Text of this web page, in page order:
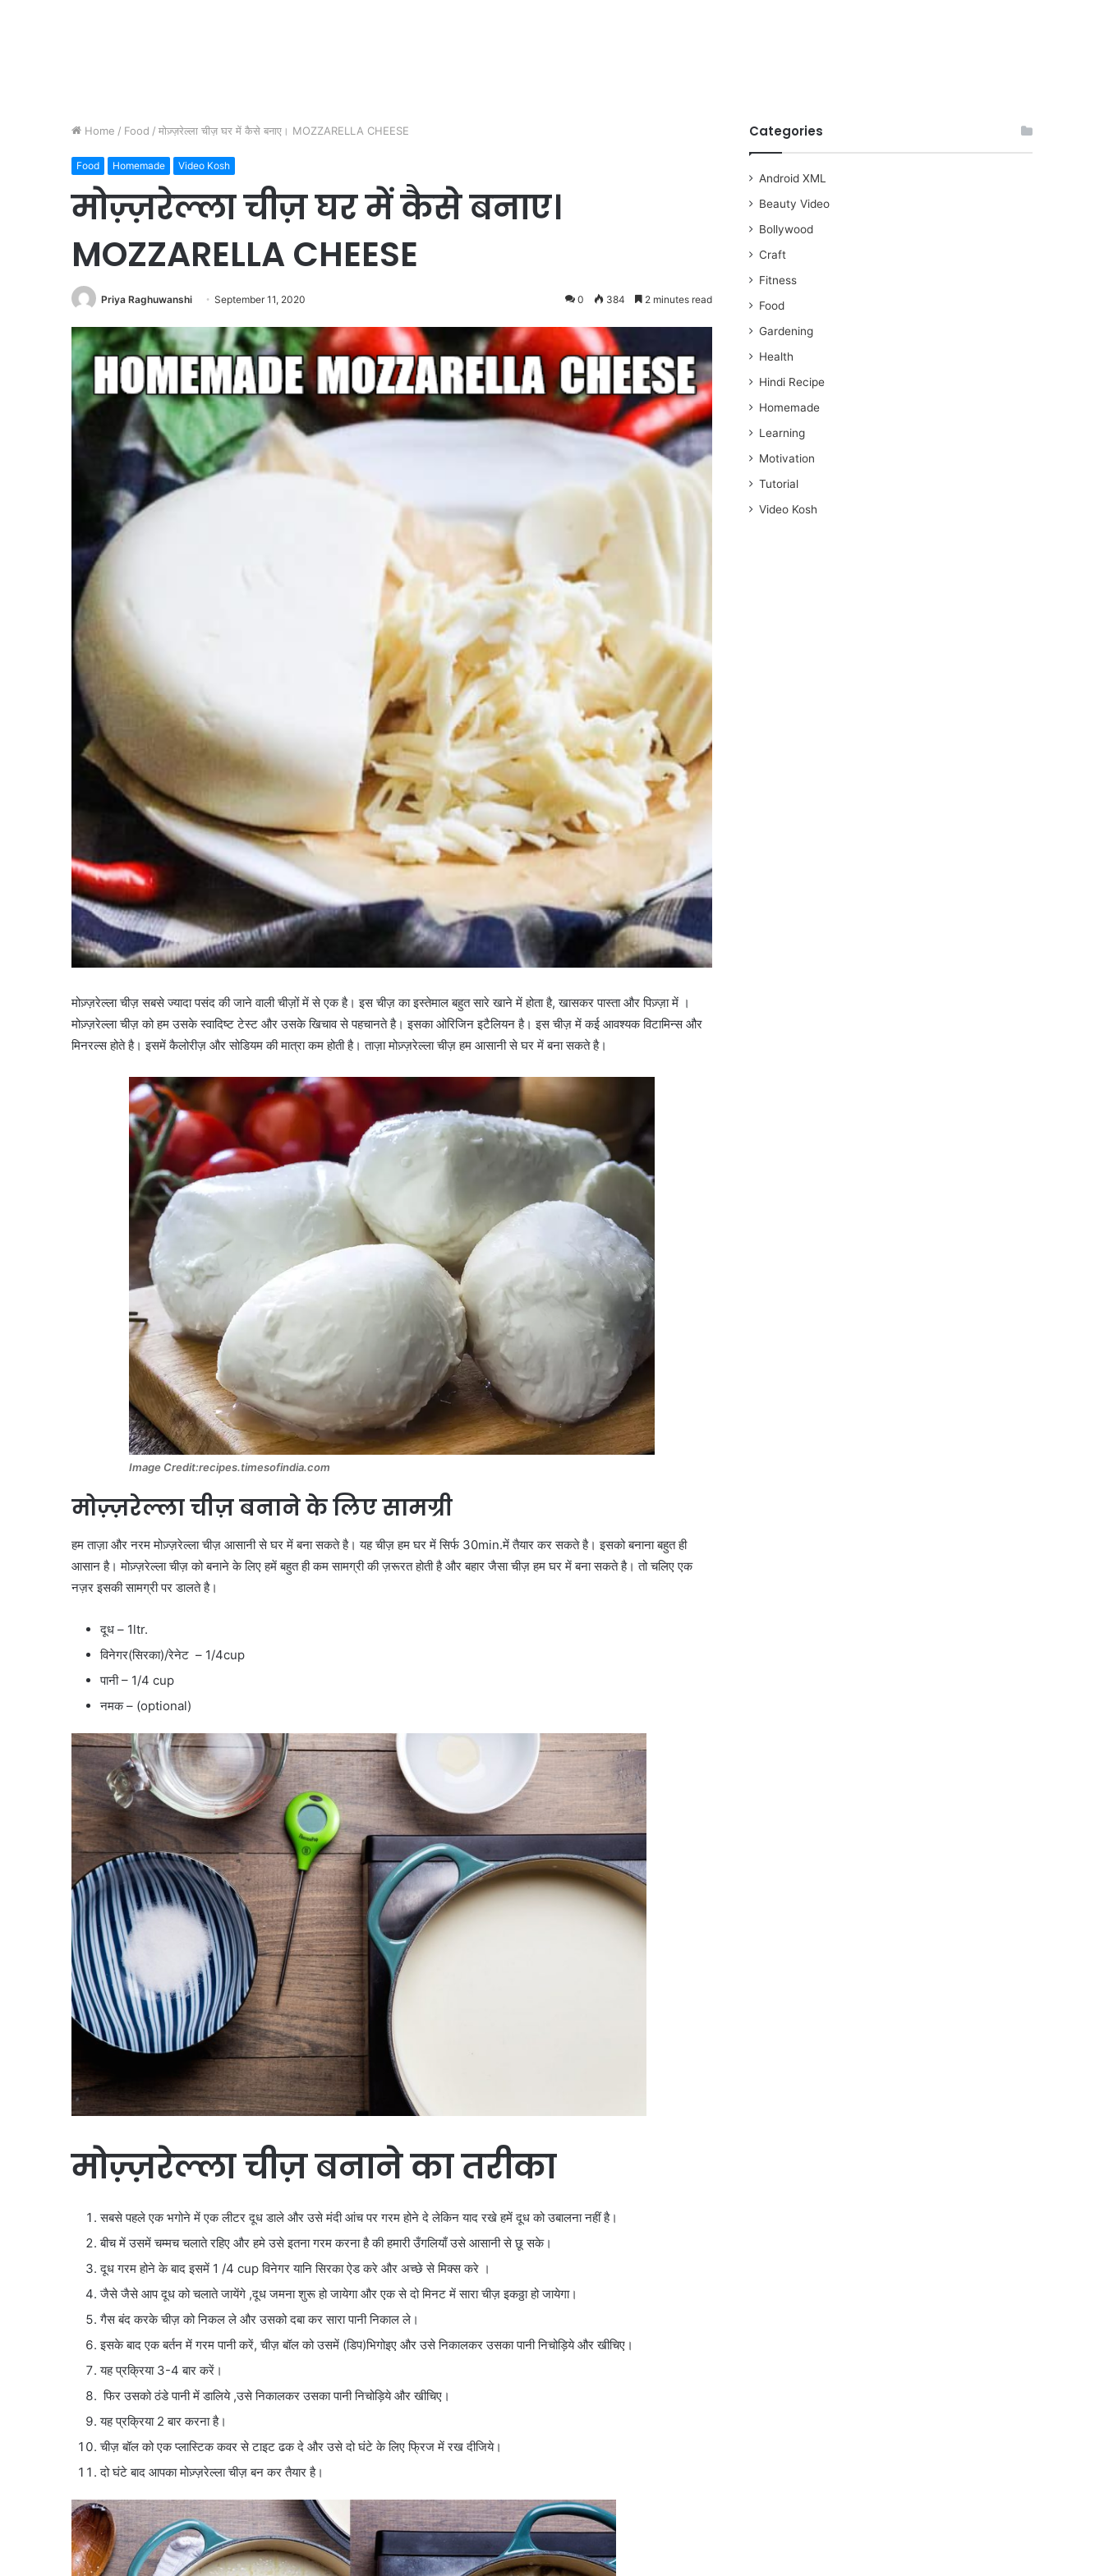
Home / Food / मोज़्ज़रेल्ला चीज़ घर में कैसे बनाए। MOZZARELLA CHEESE
Food Homemade Video Kosh
मोज़्ज़रेल्ला चीज़ घर में कैसे बनाए।
MOZZARELLA CHEESE
Priya Raghuwanshi September 11, 2020 0 384 2 minutes read
मोज़्ज़रेल्ला चीज़सबसे ज्यादा पसंद की जाने वाली चीज़ों में से एक है। इस चीज़ का इस्तेमाल बहुत सारे खाने में होता है, खासकर पास्ता और पिज़्ज़ा में ।
मोज़्ज़रेल्ला चीज़ को हम उसके स्वादिष्ट टेस्ट और उसके खिचाव से पहचानते है।इसका ओरिजिन इटैलियन है। इस चीज़ में कई आवश्यक विटामिन्स और
मिनरल्स होते है। इसमें कैलोरीज़ और सोडियम की मात्रा कम होती है। ताज़ा मोज़्ज़रेल्ला चीज़ हम आसानी से घर में बना सकते है।
Image Credit:recipes.timesofindia.com
मोज़्ज़रेल्ला चीज़ बनाने के लिए सामग्री
हम ताज़ा और नरम मोज़्ज़रेल्ला चीज़ आसानी से घर में बना सकते है। यह चीज़ हम घर में सिर्फ 30min.में तैयार कर सकते है। इसको बनाना बहुत ही
आसान है। मोज़्ज़रेल्ला चीज़ को बनाने के लिए हमें बहुत ही कम सामग्री की ज़रूरत होती है और बहार जैसा चीज़ हम घर में बना सकते है। तो चलिए एक
नज़र इसकी सामग्री पर डालते है।
दूध – 1ltr.
विनेगर(सिरका)/रेनेट – 1/4cup
पानी – 1/4 cup
नमक – (optional)
मोज़्ज़रेल्ला चीज़ बनाने का तरीका
सबसे पहले एक भगोने में एक लीटर दूध डाले और उसे मंदी आंच पर गरम होने दे लेकिन याद रखे हमें दूध को उबालना नहीं है।
बीच में उसमें चम्मच चलाते रहिए और हमे उसे इतना गरम करना है की हमारी उँगलियाँ उसे आसानी से छू सके।
दूध गरम होने के बाद इसमें 1 /4 cup विनेगर यानि सिरका ऐड करे और अच्छे से मिक्स करे ।
जैसे जैसे आप दूध को चलाते जायेंगे ,दूध जमना शुरू हो जायेगा और एक से दो मिनट में सारा चीज़ इकठ्ठा हो जायेगा।
गैस बंद करके चीज़ को निकल ले और उसको दबा कर सारा पानी निकाल ले।
इसके बाद एक बर्तन में गरम पानी करें, चीज़ बॉल को उसमें (डिप)भिगोइए और उसे निकालकर उसका पानी निचोड़िये और खीचिए।
यह प्रक्रिया 3-4 बार करें।
फिर उसको ठंडे पानी में डालिये ,उसे निकालकर उसका पानी निचोड़िये और खीचिए।
यह प्रक्रिया 2 बार करना है।
चीज़ बॉल को एक प्लास्टिक कवर से टाइट ढक दे और उसे दो घंटे के लिए फ्रिज में रख दीजिये।
दो घंटे बाद आपका मोज़्ज़रेल्ला चीज़ बन कर तैयार है।
Categories
Android XML
Beauty Video
Bollywood
Craft
Fitness
Food
Gardening
Health
Hindi Recipe
Homemade
Learning
Motivation
Tutorial
Video Kosh